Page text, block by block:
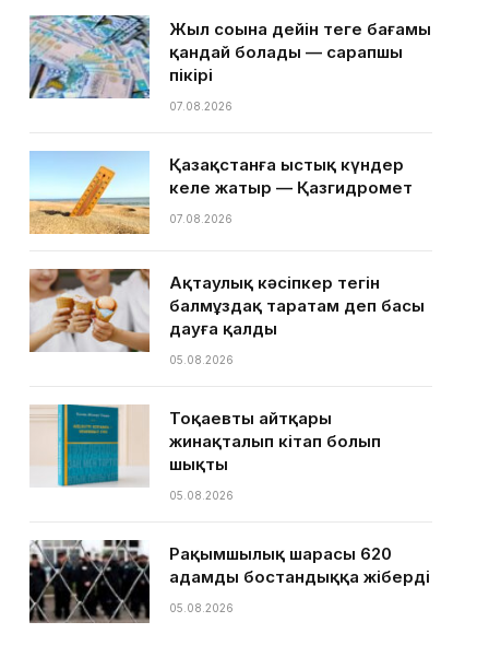
Жыл соңына дейін теңге бағамы
қандай болады — сарапшы
пікірі
07.08.2026
Қазақстанға ыстық күндер
келе жатыр — Қазгидромет
07.08.2026
Ақтаулық кәсіпкер тегін
балмұздақ таратам деп басы
дауға қалды
05.08.2026
Тоқаевтың айтқары
жинақталып кітап болып
шықты
05.08.2026
Рақымшылық шарасы 620
адамды бостандыққа жіберді
05.08.2026